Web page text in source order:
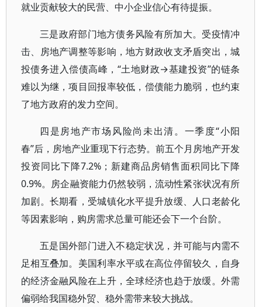
就业贡献较大的民营、中小企业信心有待提振。
三是政府部门地方债务风险有所加大。受疫情冲
击、房地产调整等影响，地方财政收支矛盾突出，城
投债务进入偿债高峰，“土地财政→基建投资”的链条
难以为继，项目回报率较低，偿债能力脆弱，也约束
了地方政府的发力空间。
四是房地产市场风险尚未出清。一季度“小阳
春”后，房地产业重现下行态势。前五个月房地产开发
投资同比下降7.2%；新建商品房销售面积同比下降
0.9%。房企融资能力仍然较弱，流动性紧张状况有所
加剧。长期看，受城镇化水平提升放缓、人口老龄化
等因素影响，购房需求总量可能还会下一个台阶。
五是国外部门进入不稳定状况，并可能与内需不
足相互叠加。美国利率水平或在高位停留较久，自身
的经济金融风险在上升，全球经济也趋于放缓。外需
偏弱给我国稳外贸、稳外需带来较大挑战。